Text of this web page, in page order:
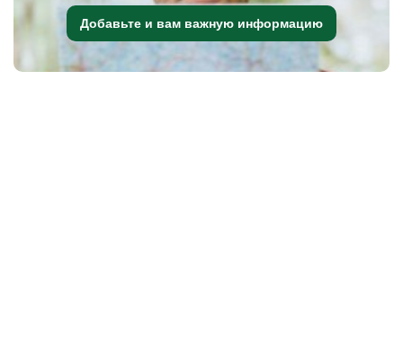
Добавьте и вам важную информацию